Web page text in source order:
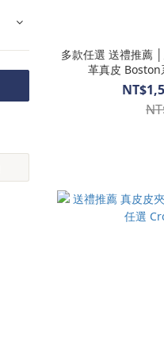
多款任選 送禮推薦
革真皮